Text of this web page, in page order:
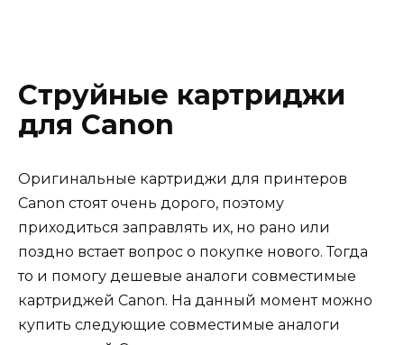
Струйные картриджи
для Canon
Оригинальные картриджи для принтеров
Canon стоят очень дорого, поэтому
приходиться заправлять их, но рано или
поздно встает вопрос о покупке нового. Тогда
то и помогу дешевые аналоги совместимые
картриджей Canon. На данный момент можно
купить следующие совместимые аналоги